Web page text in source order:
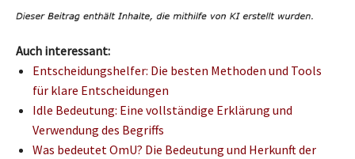
Auch interessant:
Entscheidungshelfer: Die besten Methoden und Tools
für klare Entscheidungen
Idle Bedeutung: Eine vollständige Erklärung und
Verwendung des Begriffs
Was bedeutet OmU? Die Bedeutung und Herkunft der